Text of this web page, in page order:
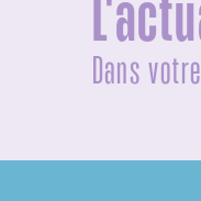
Dans